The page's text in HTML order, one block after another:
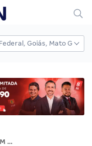
Concurso PM TO: ALTERAÇÃO NO EDITAL! CONFIRA!